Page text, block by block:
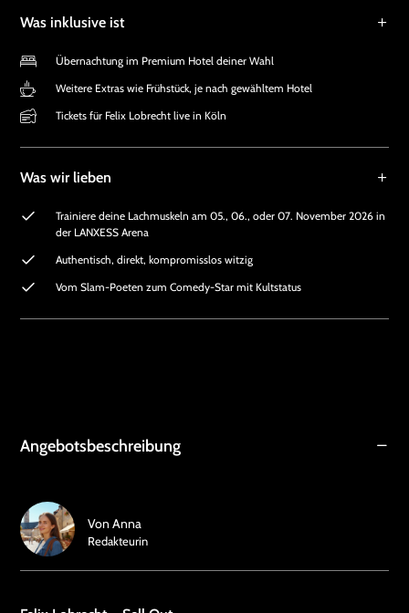
Was inklusive ist
Übernachtung im Premium Hotel deiner Wahl
Weitere Extras wie Frühstück, je nach gewähltem Hotel
Tickets für Felix Lobrecht live in Köln
Was wir lieben
Trainiere deine Lachmuskeln am 05., 06., oder 07. November 2026 in
der LANXESS Arena
Authentisch, direkt, kompromisslos witzig
Vom Slam-Poeten zum Comedy-Star mit Kultstatus
Angebotsbeschreibung
Von Anna
Redakteurin